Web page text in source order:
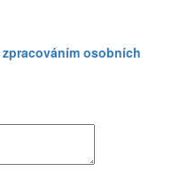
zpracováním osobních